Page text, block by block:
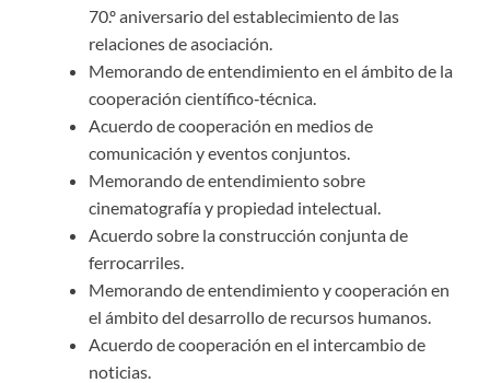
70.º aniversario del establecimiento de las
relaciones de asociación.
Memorando de entendimiento en el ámbito de la
cooperación científico‑técnica.
Acuerdo de cooperación en medios de
comunicación y eventos conjuntos.
Memorando de entendimiento sobre
cinematografía y propiedad intelectual.
Acuerdo sobre la construcción conjunta de
ferrocarriles.
Memorando de entendimiento y cooperación en
el ámbito del desarrollo de recursos humanos.
Acuerdo de cooperación en el intercambio de
noticias.